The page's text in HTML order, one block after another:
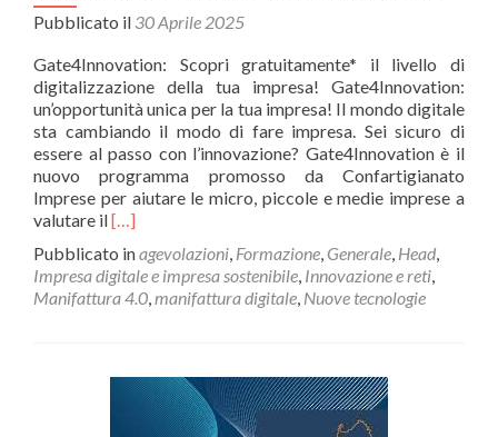
Pubblicato il 30 Aprile 2025
Gate4Innovation: Scopri gratuitamente* il livello di
digitalizzazione della tua impresa! Gate4Innovation:
un’opportunità unica per la tua impresa! Il mondo digitale
sta cambiando il modo di fare impresa. Sei sicuro di
essere al passo con l’innovazione? Gate4Innovation è il
nuovo programma promosso da Confartigianato
Imprese per aiutare le micro, piccole e medie imprese a
valutare ilLeggi
piùG4I
–
Gate
parte
l’avviso
[…]
Pubblicato inagevolazioni, Formazione, Generale, Head,
Impresa digitale e impresa sostenibile, Innovazione e reti,
Manifattura 4.0,manifattura digitale, Nuove tecnologie